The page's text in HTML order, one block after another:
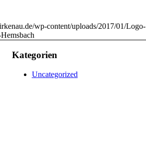
wp-content/uploads/2017/01/Logo-
Kategorien
Uncategorized